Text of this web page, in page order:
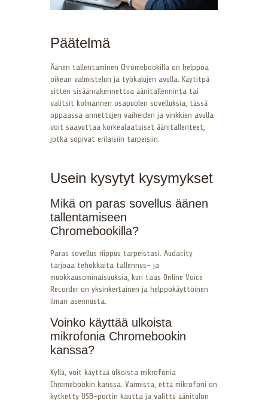
Päätelmä
Äänen tallentaminen Chromebookilla on helppoa
oikean valmistelun ja työkalujen avulla. Käytitpä
sitten sisäänrakennettua äänitallenninta tai
valitsit kolmannen osapuolen sovelluksia, tässä
oppaassa annettujen vaiheiden ja vinkkien avulla
voit saavuttaa korkealaatuiset äänitallenteet,
jotka sopivat erilaisiin tarpeisiin.
Usein kysytyt kysymykset
Mikä on paras sovellus äänen
tallentamiseen
Chromebookilla?
Paras sovellus riippuu tarpeistasi. Audacity
tarjoaa tehokkaita tallennus- ja
muokkausominaisuuksia, kun taas Online Voice
Recorder on yksinkertainen ja helppokäyttöinen
ilman asennusta.
Voinko käyttää ulkoista
mikrofonia Chromebookin
kanssa?
Kyllä, voit käyttää ulkoista mikrofonia
Chromebookin kanssa. Varmista, että mikrofoni on
kytketty USB-portin kautta ja valittu äänitulon